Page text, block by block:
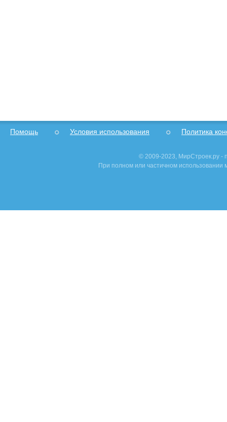
Помощь Условия использования Политика
© 2009-2023, МирСтроек.ру -
При полном или частичном использовании